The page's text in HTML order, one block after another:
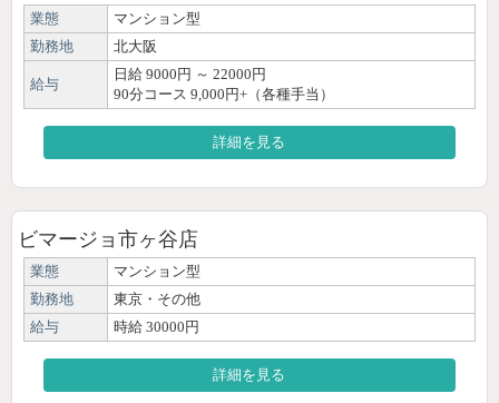
業態
マンション型
勤務地
北大阪
給与
日給 9000円 ～ 22000円
90分コース 9,000円+（各種手当）
詳細を見る
ビマージョ市ヶ谷店
業態
マンション型
勤務地
東京・その他
給与
時給 30000円
詳細を見る